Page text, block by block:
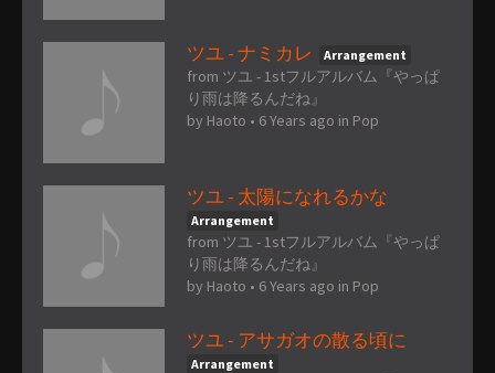
ツユ - ナミカレ Arrangement
from ツユ - 1stフルアルバム『やっぱ
り雨は降るんだね』
by Haoto • 6 Years ago in Pop
ツユ - 太陽になれるかな
Arrangement
from ツユ - 1stフルアルバム『やっぱ
り雨は降るんだね』
by Haoto • 6 Years ago in Pop
ツユ - アサガオの散る頃に
Arrangement